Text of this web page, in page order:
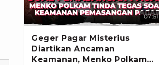
07:51
Geger Pagar Misterius
Diartikan Ancaman
Keamanan, Menko Polkam